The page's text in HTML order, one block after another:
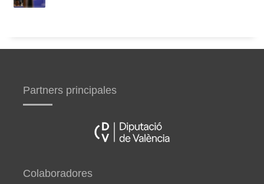
Partners principales
Colaboradores